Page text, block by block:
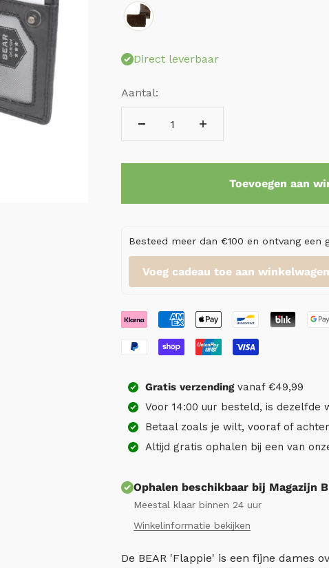
Direct leverbaar
Aantal:
Toevoegen aan
Besteed meer dan €100 en ontvang een
Voeg cadeau toe aan winkelwagen
Gratis verzendingvanaf €49,99
Voor 14:00 uur besteld, is dezelfde
Betaal zoals je wilt, vooraf of
Altijd gratis ophalen bij een van
Ophalen beschikbaar bij Magazijn
Meestal klaar binnen 24 uur
Winkelinformatie bekijken
De BEAR 'Flappie' is een fijne dames